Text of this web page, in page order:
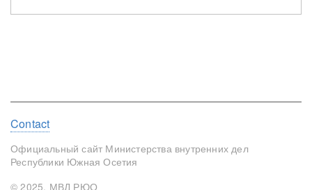
Footer
menu
Contact
Официальный сайт Министерства внутренних дел
Республики Южная Осетия
© 2025, МВД РЮО